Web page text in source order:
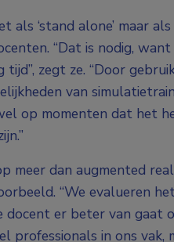
‘stand alone’ maar als
“Dat is nodig,
zegt ze. “Door
van
op momenten dat het
meer dan augmented
“We evalueren
er beter van gaat
in ons vak,